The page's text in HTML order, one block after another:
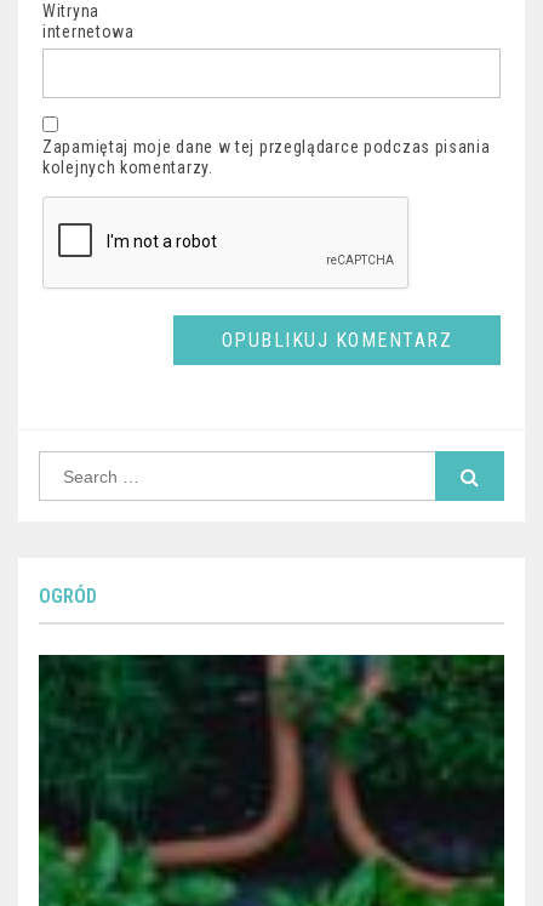
Witryna
internetowa
Zapamiętaj moje dane w tej przeglądarce podczas pisania
kolejnych komentarzy.
OGRÓD